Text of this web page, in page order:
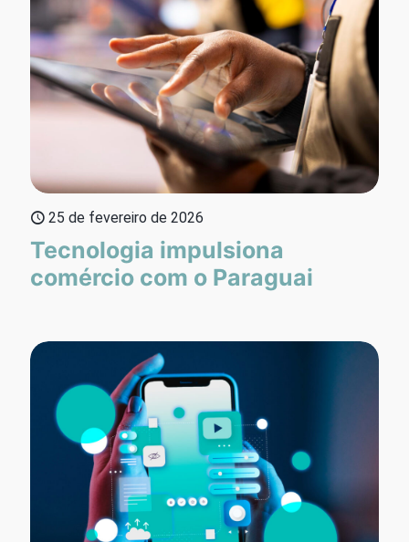
25 de fevereiro de 2026
Tecnologia impulsiona
comércio com o Paraguai